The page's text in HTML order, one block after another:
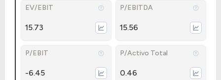
EV/EBIT
15.73
P/EBITDA
15.56
P/EBIT
-6.45
P/Activo Total
0.46